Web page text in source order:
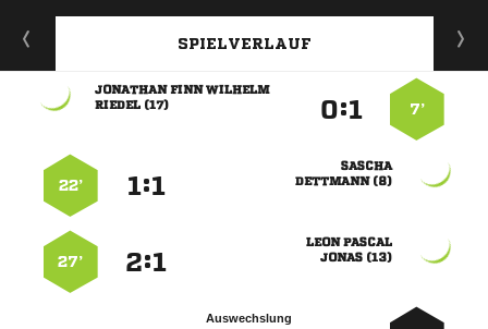
SPIELVERLAUF
7’
:
  
 

 
:
22’
 
 
:
27’
Auswechslung